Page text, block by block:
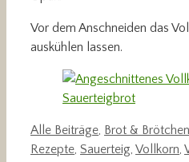
Vor dem Anschneiden das
auskühlen lassen.
Kategorien
Alle Beiträge, Brot &
Rezepte, Sauerteig, Vollkorn,